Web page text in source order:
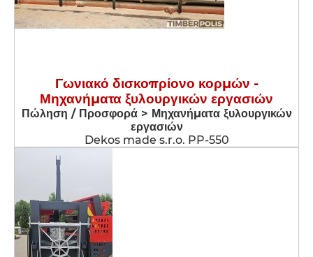
Γωνιακό δισκοπρίονο κορμών -
Μηχανήματα ξυλουργικών εργασιών
Πώληση / Προσφορά > Μηχανήματα ξυλουργικών
εργασιών
Dekos made s.r.o. PP-550